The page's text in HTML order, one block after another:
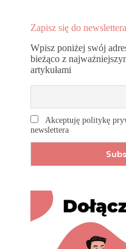
Zapisz się do newslettera
Wpisz poniżej swój
bieżąco z
artykułami
Akceptuję politykę
newslettera